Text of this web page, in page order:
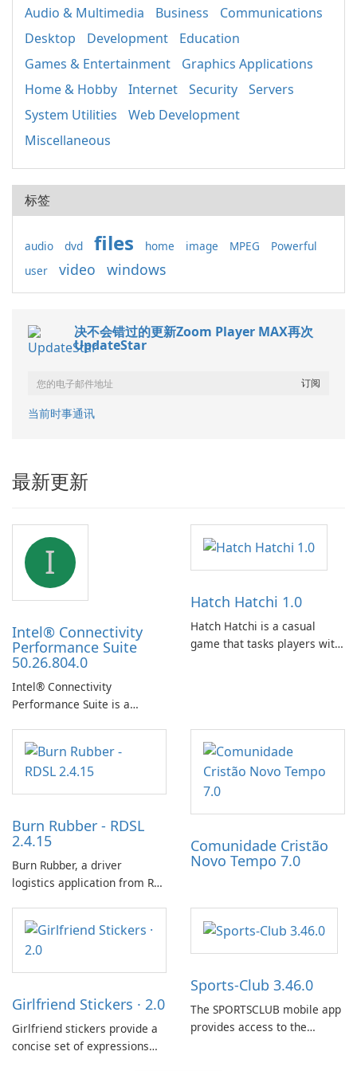
Audio & Multimedia Business
Communications
Desktop
Development
Education
Games & Entertainment
Graphics Applications
Home & Hobby
Internet Security
Servers
System Utilities
Web Development
Miscellaneous
标签
audio dvd files home image MPEG
Powerful
user
video windows
决不会错过的更新Zoom Player MAX再次
UpdateStar
当前时事通讯
最新更新
I
Intel® Connectivity
Performance Suite
50.26.804.0
Intel® Connectivity
Performance Suite is a
designed to identify factors
that affect connectivity and
apply adaptive adjustments.
Hatch Hatchi 1.0
Hatch Hatchi is a casual
game that tasks players with
incubating eggs and
expanding gameplay through
continued hatching.
Burn Rubber - RDSL
2.4.15
Burn Rubber, a driver
logistics application from Rail
to streamline communication
between drivers and
dispatchers, focusing on
efficient information sharing
coordination and operations.
Comunidade Cristão
Novo Tempo 7.0
Girlfriend Stickers · 2.0
Girlfriend stickers provide a
concise set of expressions
Sports-Club 3.46.0
The SPORTSCLUB mobile app
provides access to the